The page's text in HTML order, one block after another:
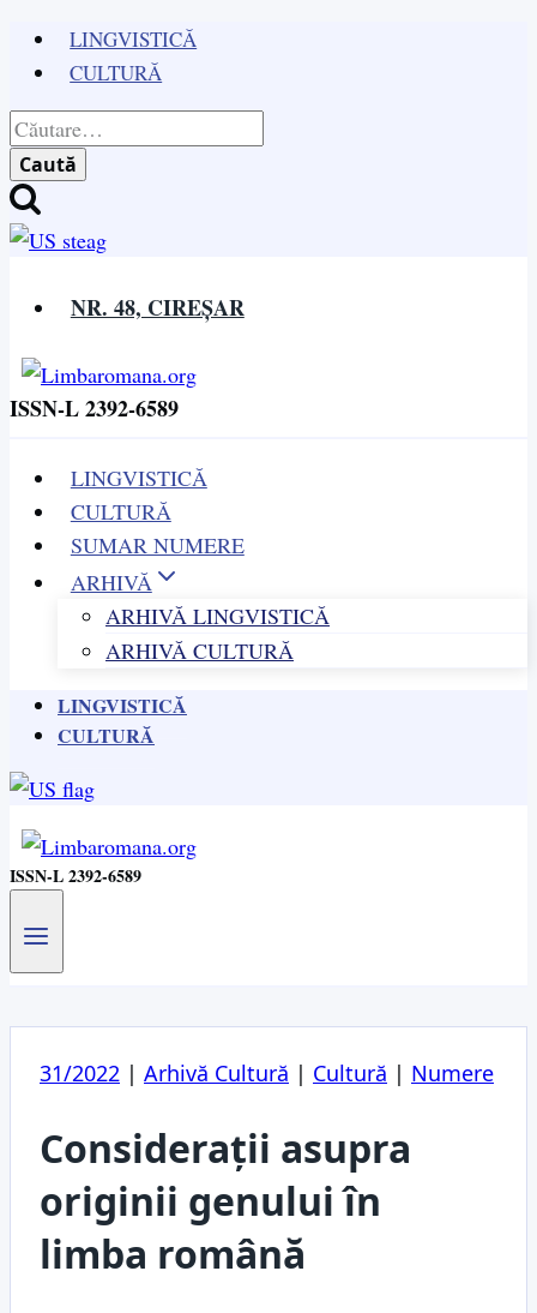
Skip
content
LINGVISTICĂ
CULTURĂ
Caută
după:
NR. 48, CIREȘAR
ISSN-L 2392-6589
LINGVISTICĂ
CULTURĂ
SUMAR NUMERE
ARHIVĂ
ARHIVĂ LINGVISTICĂ
ARHIVĂ CULTURĂ
LINGVISTICĂ
CULTURĂ
ISSN-L 2392-6589
31/2022 | Arhivă Cultură | Cultură | Numere
Considerații asupra
originii genului în
limba română